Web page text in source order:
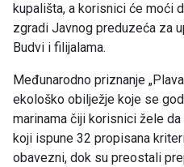
kupališta, a korisnici će moći
zgradi Javnog preduzeća za
Budvi i filijalama.
Međunarodno priznanje
ekološko obilježje koje se
marinama čiji korisnici žele
koji ispune 32 propisana
obavezni, dok su preostali